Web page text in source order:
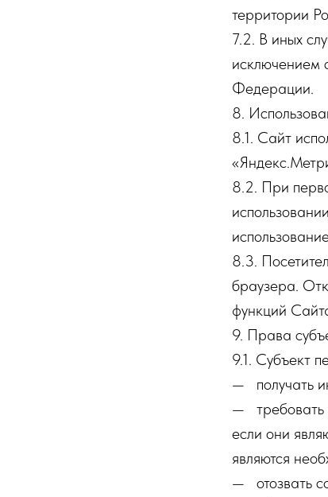
территории
7.2. В иных
исключением
Федерации.
8.
8.1. Сайт
8.2. При
8.3.
браузера.
функций
9. Права
9.1. Субъект
— получать
— требовать
если они
являются
— отозвать